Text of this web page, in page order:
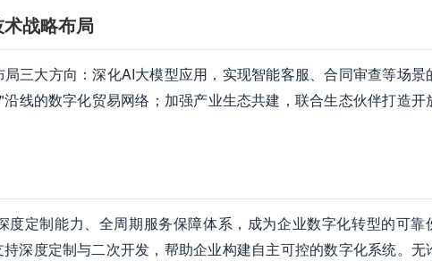
战略布局
三大方向：深化AI大模型应用，实现智能客服、合同审查等场景
线的数字化贸易网络；加强产业生态共建，联合生态伙伴打造开
定制能力、全周期服务保障体系，成为企业数字化转型的可靠
深度定制与二次开发，帮助企业构建自主可控的数字化系统。无